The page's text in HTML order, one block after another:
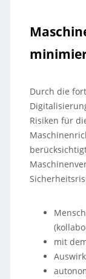
Durch die
Risiken für
mit